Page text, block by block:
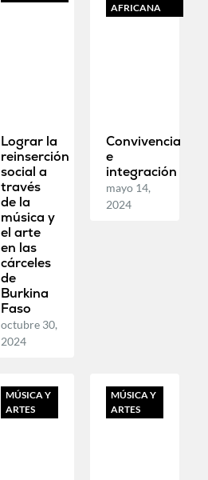
Lograr la
reinserción
social a
través
de la
música y
el arte
en las
cárceles
de
Burkina
Faso
octubre 30,
2024
AFRICANA
Convivencia
e
integración
mayo 14,
2024
MÚSICA Y
ARTES
MÚSICA Y
ARTES